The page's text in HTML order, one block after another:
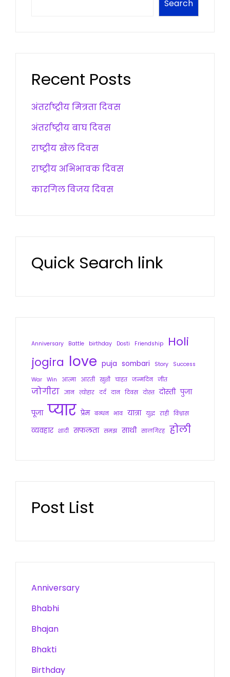
Search
Recent Posts
अंतर्राष्ट्रीय मित्रता दिवस
अंतर्राष्ट्रीय बाघ दिवस
राष्ट्रीय खेल दिवस
राष्ट्रीय अभिभावक दिवस
कारगिल विजय दिवस
Quick Search link
Anniversary Battle birthday Dosti Friendship
Holi
jogira love puja sombari Story
Success
War Win आत्मा आरती खुशी चाहत जन्मदिन जीत
जोगीरा ज्ञान त्योहार दर्द दान दिवस दोस्त दोस्ती पुजा
पूजा प्यार प्रेम बन्धन भाव यात्रा युद्ध राही विश्वास
व्यवहार शादी सफलता समझ साथी सालगिरह होली
Post List
Anniversary
Bhabhi
Bhajan
Bhakti
Birthday